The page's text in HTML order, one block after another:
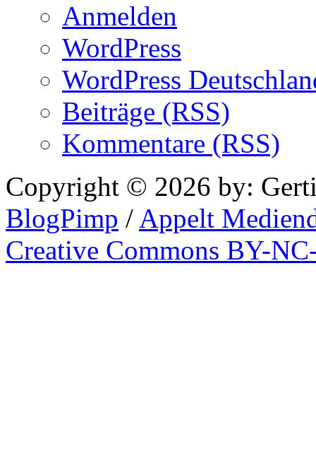
Anmelden
WordPress
WordPress
Beiträge (RSS)
Kommentare (RSS)
Copyright © 2026 by:
BlogPimp / Appelt
Creative Commons BY-